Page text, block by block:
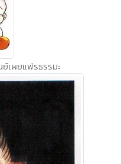
เผยแพ่รธรรมะ